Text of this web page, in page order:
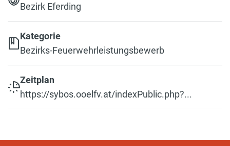
Bezirk Eferding
Kategorie
Bezirks-Feuerwehrleistungsbewerb
Zeitplan
https://sybos.ooelfv.at/indexPublic.php?...